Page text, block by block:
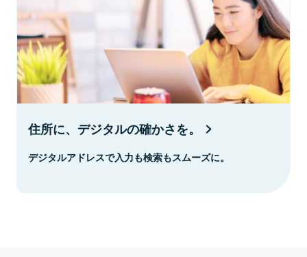
住所に、デジタルの確かさを。
デジタルアドレスで入力も検索もスムーズに。